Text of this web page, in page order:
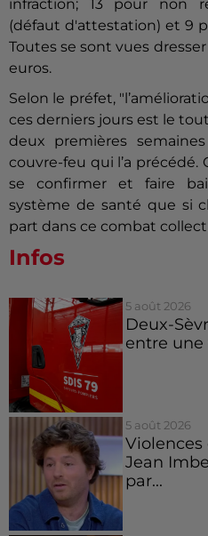
infraction; 13 pour non
(défaut d'attestation) et 9
Toutes se sont vues
euros.
Selon le préfet,
ces derniers jours est le
deux premières
couvre-feu qui l’a
se confirmer et faire
système de santé que si
part dans ce combat
Infos
5 août 2026
Deux-
entre
5 août 2026
Violences
Jean
par...